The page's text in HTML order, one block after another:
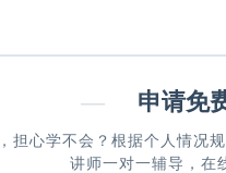
— 申请免
担心学不会？根据个人情况
讲师一对一辅导，在